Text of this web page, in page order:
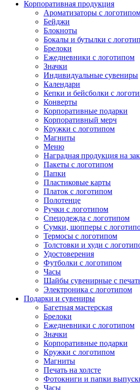
Корпоративная продукция
Ароматизаторы с
Бейджи
Блокноты
Бокалы и бутылки с
Брелоки
Ежедневники с логотипом
Значки
Индивидуальные сувениры
Календари
Кепки и бейсболки с
Конверты
Корпоративные подарки
Корпоративный мерч
Кружки с логотипом
Магниты
Меню
Наградная продукция на
Пакеты с логотипом
Папки
Пластиковые карты
Платок с логотипом
Полотенце
Ручки с логотипом
Спецодежда с логотипом
Сумки, шопперы с
Термосы с логотипом
Толстовки и худи с
Удостоверения
Футболки с логотипом
Часы
Шайбы сувенирные с
Электроника с логотипом
Подарки и сувениры
Багетная мастерская
Брелоки
Ежедневники с логотипом
Значки
Корпоративные подарки
Кружки с логотипом
Магниты
Печать на холсте
Фотокниги и папки
Часы